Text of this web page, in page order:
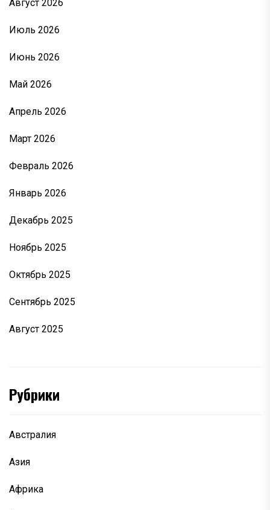
Август 2026
Июль 2026
Июнь 2026
Май 2026
Апрель 2026
Март 2026
Февраль 2026
Январь 2026
Декабрь 2025
Ноябрь 2025
Октябрь 2025
Сентябрь 2025
Август 2025
Рубрики
Австралия
Азия
Африка